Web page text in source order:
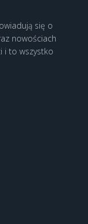
się o
nowościach
i to wszystko